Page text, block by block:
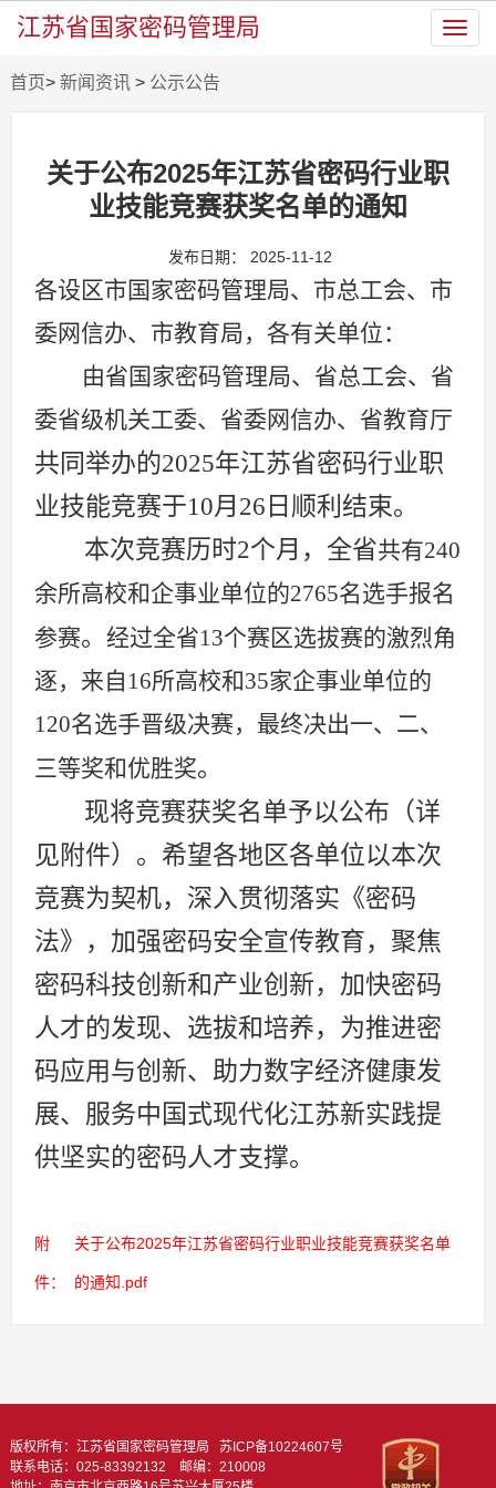
江苏省国家密码管理局
首页> 新闻资讯 > 公示公告
关于公布2025年江苏省密码行业职
业技能竞赛获奖名单的通知
发布日期： 2025-11-12
各设区市国家密码管理局、市总工会、市
委网信办、市教育局，各有关单位：
由省国家密码管理局、省总工会、省
委省级机关工委、省委网信办、省教育厅
共同举办的2025年江苏省密码行业职
业技能竞赛于10月 26 日顺利结束。
本次竞赛历时2个月，全省共有240
余所高校和企事业单位的2765名选手报名
参赛。 经过全省13个赛区选拔赛的激烈角
逐，来自 16所高校和35家企事业单位的
120名选手晋级决赛，最终决出一、二、
三等奖和优胜奖。
现将竞赛获奖名单予以公布（详
见附件）。希望各地区各单位以本次
竞赛为契机，深入贯彻落实《密码
法》，加强密码安全宣传教育，聚焦
密码科技创新和产业创新，加快密码
人才的发现、选拔和培养，为推进密
码应用与创新、助力数字经济健康发
展、服务中国式现代化江苏新实践提
供坚实的密码人才支撑。
附
件：
关于公布2025年江苏省密码行业职业技能竞赛获奖名单
的通知.pdf
版权所有：江苏省国家密码管理局 苏ICP备10224607号
联系电话：025-83392132 邮编：210008